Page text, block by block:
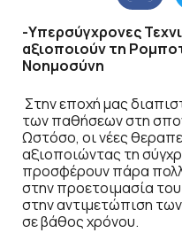
-Υπερσύγχρονες
αξιοποιούν τη
Νοημοσύνη
Στην εποχή μας
των παθήσεων στη
Ωστόσο, οι νέες
αξιοποιώντας τη
προσφέρουν πάρα
στην προετοιμασία
στην αντιμετώπιση
σε βάθος χρόνου.